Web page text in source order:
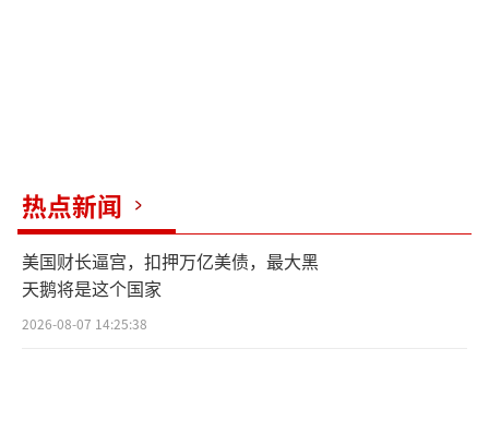
热点新闻
美国财长逼宫，扣押万亿美债，最大黑
天鹅将是这个国家
2026-08-07 14:25:38